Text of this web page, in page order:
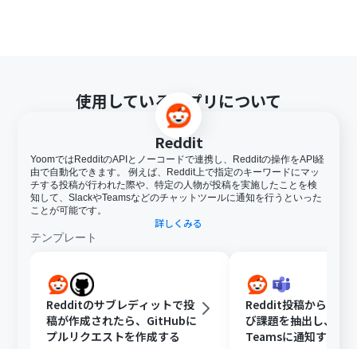
使用しているアプリについて
Reddit
YoomではRedditのAPIとノーコードで連携し、Redditの操作をAPI経
由で自動化できます。 例えば、Reddit上で指定のキーワードにマッ
チする投稿が行われた際や、特定の人物が投稿を実施したことを検
知して、SlackやTeamsなどのチャットツールに通知を行うといった
ことが可能です。
詳しくみる
テンプレート
Redditのサブレディットで投
稿が作成されたら、GitHubに
プルリクエストを作成する
Reddit投稿から顧客
び課題を抽出し、
Teamsに通知する